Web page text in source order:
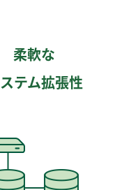
柔軟な
テム拡張性